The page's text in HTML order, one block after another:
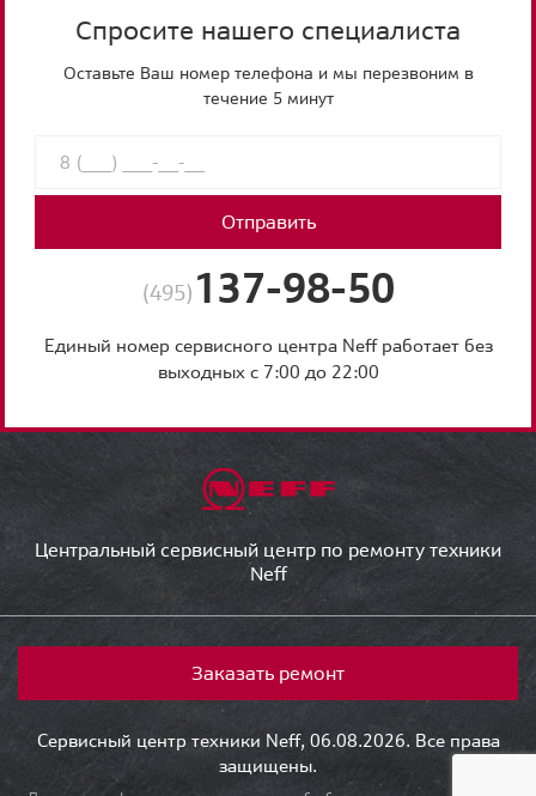
Спросите нашего специалиста
Оставьте Ваш номер телефона и мы перезвоним в
течение 5 минут
Отправить
(495) 137-98-50
Единый номер сервисного центра Neff работает без
выходных с 7:00 до 22:00
Центральный сервисный центр по ремонту техники
Neff
Заказать ремонт
Сервисный центр техники Neff, 06.08.2026. Все права
защищены.